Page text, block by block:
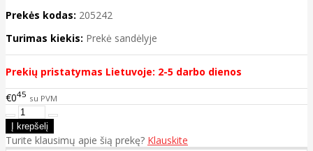
Prekės kodas: 205242
Turimas kiekis: Prekė sandėlyje
Prekių pristatymas Lietuvoje: 2-5 darbo dienos
€045 su PVM
Turite klausimų apie šią prekę? Klauskite